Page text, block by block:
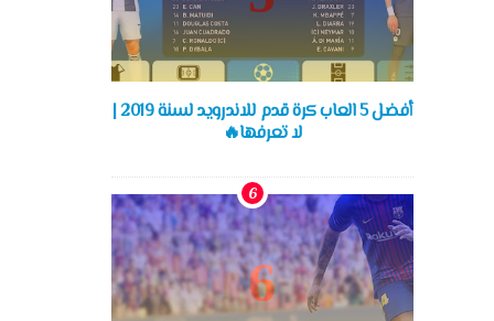
أفضل 5 العاب كرة قدم للاندرويد لسنة 2019 |
لا تعرفها🔥